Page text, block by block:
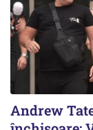
Andrew